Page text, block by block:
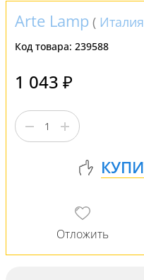
Arte Lamp ( Италия
Код товара: 239588
1 043 ₽